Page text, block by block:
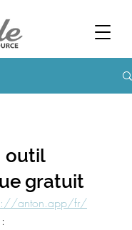
outil
gratuit
anton.app/fr/